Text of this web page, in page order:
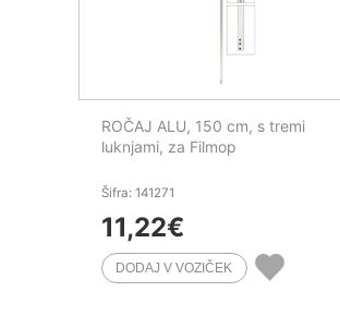
ROČAJ ALU, 150 cm, s tremi
luknjami, za Filmop
Šifra: 141271
11,22€